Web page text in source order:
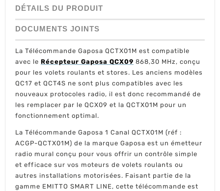
DÉTAILS DU PRODUIT
DOCUMENTS JOINTS
La Télécommande Gaposa QCTX01M est compatible
avec le Récepteur Gaposa QCX09 868,30 MHz, conçu
pour les volets roulants et stores. Les anciens modèles
QC17 et QCT4S ne sont plus compatibles avec les
nouveaux protocoles radio, il est donc recommandé de
les remplacer par le QCX09 et la QCTX01M pour un
fonctionnement optimal.
La Télécommande Gaposa 1 Canal QCTX01M (réf :
ACGP-QCTX01M) de la marque Gaposa est un émetteur
radio mural conçu pour vous offrir un contrôle simple
et efficace sur vos moteurs de volets roulants ou
autres installations motorisées. Faisant partie de la
gamme EMITTO SMART LINE, cette télécommande est